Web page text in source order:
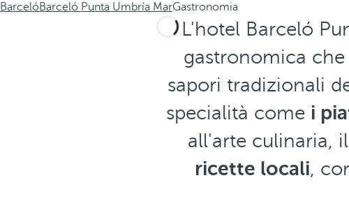
BarcelóBarceló Punta Umbría MarGastronomia
L'hotel Barceló
gastronomica
sapori tradizionali
specialità come i
all'arte culinaria,
ricette locali,